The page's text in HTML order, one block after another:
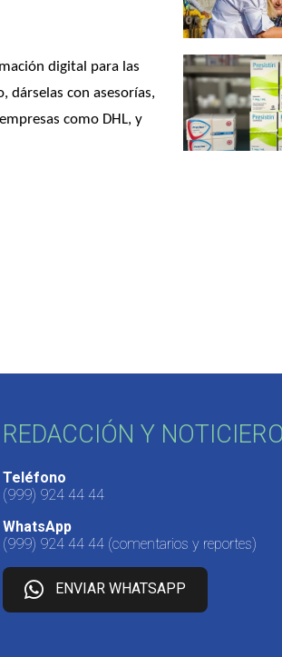
digital para las
dárselas con asesorías,
como DHL, y
REDACCIÓN Y
Teléfono
(999) 924 44 44
WhatsApp
(999) 924 44 44 (comentarios y reportes)
ENVIAR WHATSAPP